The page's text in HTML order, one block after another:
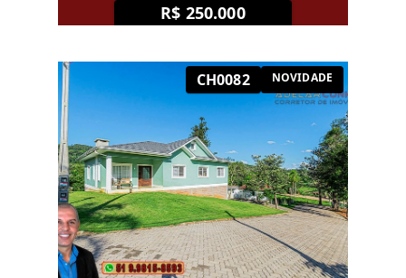
R$ 250.000
CH0082 NOVIDADE